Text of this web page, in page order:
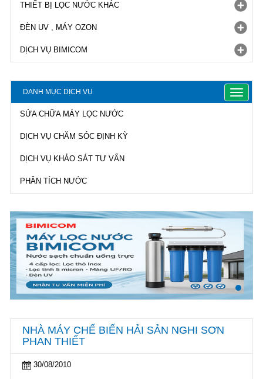
THIẾT BỊ LỌC NƯỚC KHÁC
ĐÈN UV , MÁY OZON
DỊCH VỤ BIMICOM
DANH MỤC DỊCH VỤ
Toggle
SỬA CHỮA MÁY LỌC NƯỚC
DỊCH VỤ CHĂM SÓC ĐỊNH KỲ
DỊCH VỤ KHẢO SÁT TƯ VẤN
PHÂN TÍCH NƯỚC
NHÀ MÁY CHẾ BIẾN HẢI SẢN NGHI SƠN
PHAN THIẾT
30/08/2010